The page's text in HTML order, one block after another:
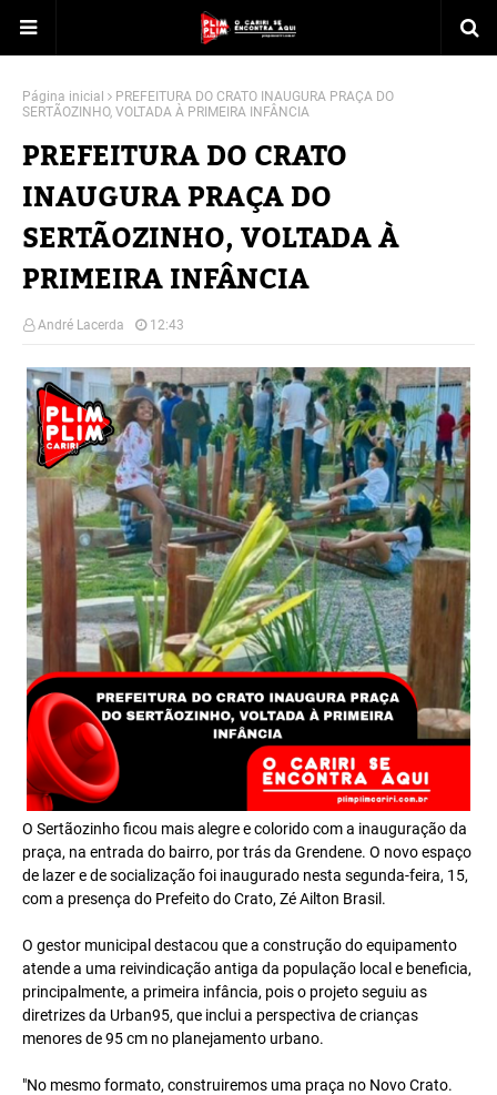
Página inicial
PREFEITURA DO CRATO INAUGURA PRAÇA DO
SERTÃOZINHO, VOLTADA À PRIMEIRA INFÂNCIA
PREFEITURA DO CRATO
INAUGURA PRAÇA DO
SERTÃOZINHO, VOLTADA À
PRIMEIRA INFÂNCIA
André Lacerda 12:43
O Sertãozinho ficou mais alegre e colorido com a inauguração da
praça, na entrada do bairro, por trás da Grendene. O novo espaço
de lazer e de socialização foi inaugurado nesta segunda-feira, 15,
com a presença do Prefeito do Crato, Zé Ailton Brasil.
O gestor municipal destacou que a construção do equipamento
atende a uma reivindicação antiga da população local e beneficia,
principalmente, a primeira infância, pois o projeto seguiu as
diretrizes da Urban95, que inclui a perspectiva de crianças
menores de 95 cm no planejamento urbano.
"No mesmo formato, construiremos uma praça no Novo Crato.